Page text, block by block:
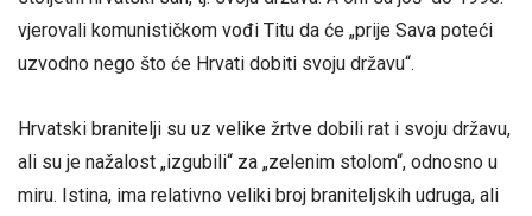
vjerovali komunističkom vođi Titu da će „prije Sava poteći
uzvodno nego što će Hrvati dobiti svoju državu“.
Hrvatski branitelji su uz velike žrtve dobili rat i svoju državu,
ali su je nažalost „izgubili“ za „zelenim stolom“, odnosno u
miru. Istina, ima relativno veliki broj braniteljskih udruga, ali